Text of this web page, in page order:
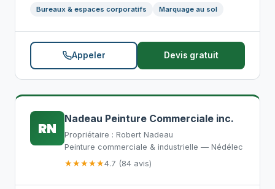
Bureaux & espaces corporatifs Marquage au sol
Appeler Devis gratuit
RN
Nadeau Peinture Commerciale inc.
Propriétaire : Robert Nadeau
Peinture commerciale & industrielle — Nédélec
★★★★★4.7 (84 avis)